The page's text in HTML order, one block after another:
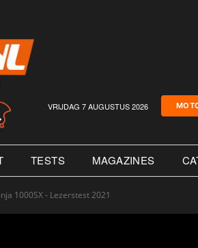
VRIJDAG 7 AUGUSTUS 2026
TESTS MAGAZINES
1000SX - Lezerstest 2021